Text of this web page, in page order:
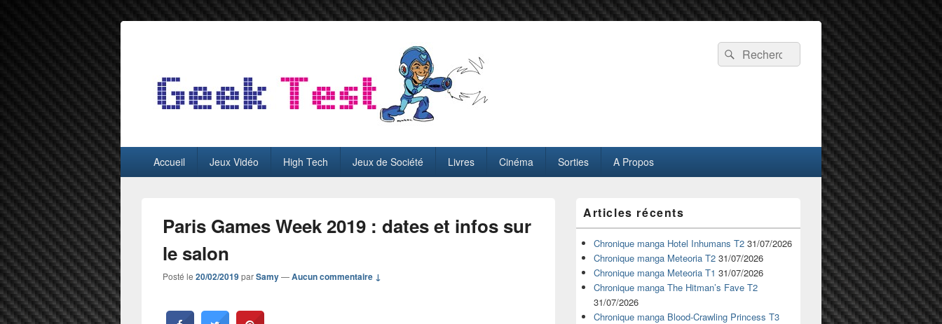
GeekTest
Recherche :
Rechercher
principalAccueil Jeux Vidéo High Tech Jeux de Société Livres Cinéma Sorties A Propos
Paris Games Week 2019 : dates et infos sur
le salon
Posté le 20/02/2019parSamy—Aucun commentaire ↓
principale
de
widget
pour
barre
latérale
Articles récents
Chronique manga Hotel Inhumans T2 31/07/2026
Chronique manga Meteoria T2 31/07/2026
Chronique manga Meteoria T1 31/07/2026
Chronique manga The Hitman’s Fave T2
31/07/2026
Chronique manga Blood-Crawling Princess T3